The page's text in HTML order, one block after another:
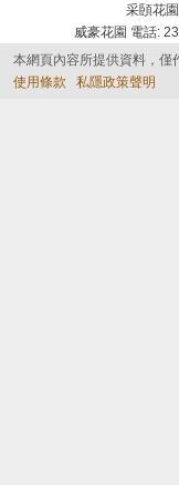
采頣花
威豪花園 電話:
本網頁內容所提供資料，僅
使用條款
私隱政策聲明